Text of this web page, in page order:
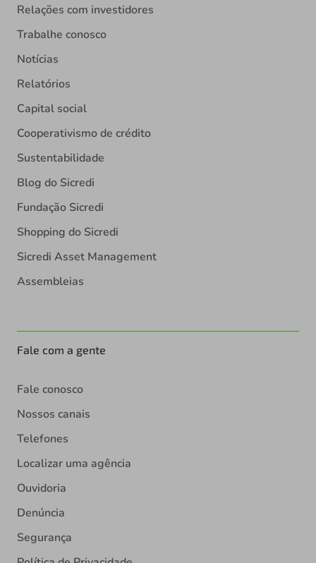
Relações com investidores
Trabalhe conosco
Notícias
Relatórios
Capital social
Cooperativismo de crédito
Sustentabilidade
Blog do Sicredi
Fundação Sicredi
Shopping do Sicredi
Sicredi Asset Management
Assembleias
Fale com a gente
Fale conosco
Nossos canais
Telefones
Localizar uma agência
Ouvidoria
Denúncia
Segurança